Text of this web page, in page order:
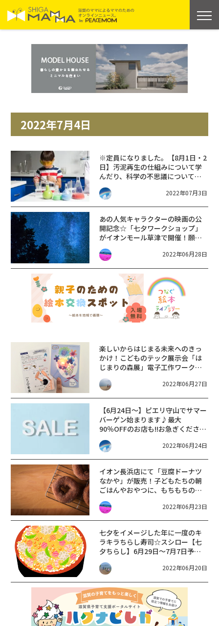
2022年7月4日
※定員になりました。【8月1日・2
日】汚泥再生の仕組みについて学
んだり、科学の不思議について学
習しよう！参加費無料!! 申込みは7
月4日〜先着順！☆環境衛生センタ
2022年07月3日
あの人気キャラクターの映画の公
開記念☆「七夕ワークショップ」
がイオンモール草津で開催！願い
を短冊に書いて参加しよう♪【7月
1日〜7日】
2022年06月28日
楽しいからはじまる未来へのきっ
かけ！こどものテック展示会「は
じまりの森展」電子工作ワークシ
ョップ♪【大津7月26日】
2022年06月27日
【6月24日〜】ピエリ守山でサマー
バーゲン始まります♪最大
90％OFFのお店も!!お急ぎくださ
い。
2022年06月24日
イオン長浜店にて「豆腐ドーナツ
なかや」が販売！子どもたちの朝
ごはんやおやつに、もちもちのド
ーナツにいかがですか☆【7月4
日・18日】
2022年06月23日
七夕をイメージした年に一度のキ
ラキラちらし寿司☆スシロー【七
夕ちらし】6月29日～7月7日予約
受付中★
2022年06月20日